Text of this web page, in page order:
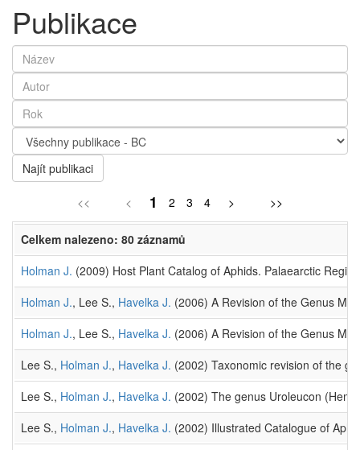
Publikace
Najít publikaci
<< < 1 2 3 4 > >>
Celkem nalezeno: 80 záznamů
Holman J. (2009) Host Plant Catalog of Aphids. Palaearctic
Holman J., Lee S., Havelka J. (2006) A Revision of the Genus
Holman J., Lee S., Havelka J. (2006) A Revision of the Genus
Lee S., Holman J., Havelka J. (2002) Taxonomic revision of the
Lee S., Holman J., Havelka J. (2002) The genus Uroleucon
Lee S., Holman J., Havelka J. (2002) Illustrated Catalogue of